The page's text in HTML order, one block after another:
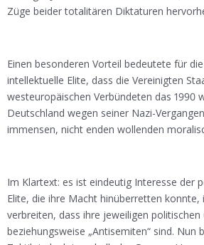
Züge beider totalitären Diktaturen
Einen besonderen Vorteil bedeutete für
intellektuelle Elite, dass die Vereinigten
westeuropäischen Verbündeten das 1990
Deutschland wegen seiner Nazi-
immensen, nicht enden wollenden
Im Klartext: es ist eindeutig Interesse der
Elite, die ihre Macht hinüberretten konnte,
verbreiten, dass ihre jeweiligen politischen
beziehungsweise „Antisemiten“ sind. Nun